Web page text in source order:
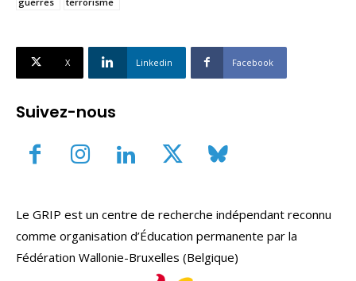
X Linkedin Facebook
Suivez-nous
Le GRIP est un centre de recherche indépendant reconnu
comme organisation d’Éducation permanente par la
Fédération Wallonie-Bruxelles (Belgique)